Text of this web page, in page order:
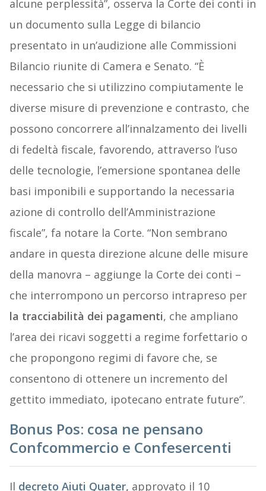
alcune perplessità”, osserva la Corte dei conti in
un documento sulla Legge di bilancio
presentato in un’audizione alle Commissioni
Bilancio riunite di Camera e Senato. “È
necessario che si utilizzino compiutamente le
diverse misure di prevenzione e contrasto, che
possono concorrere all’innalzamento dei livelli
di fedeltà fiscale, favorendo, attraverso l’uso
delle tecnologie, l’emersione spontanea delle
basi imponibili e supportando la necessaria
azione di controllo dell’Amministrazione
fiscale”, fa notare la Corte. “Non sembrano
andare in questa direzione alcune delle misure
della manovra – aggiunge la Corte dei conti –
che interrompono un percorso intrapreso per
la tracciabilità dei pagamenti, che ampliano
l’area dei ricavi soggetti a regime forfettario o
che propongono regimi di favore che, se
consentono di ottenere un incremento del
gettito immediato, ipotecano entrate future”.
Bonus Pos: cosa ne pensano
Confcommercio e Confesercenti
Il decreto Aiuti Quater, approvato il 10